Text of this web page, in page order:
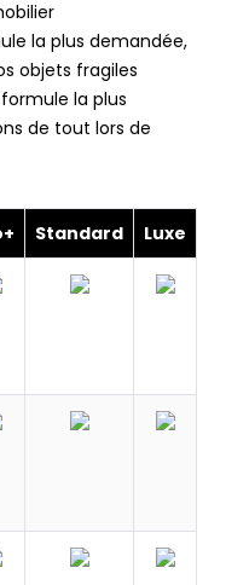
la plus demandée,
objets fragiles
la plus
de tout lors de
Standard Luxe